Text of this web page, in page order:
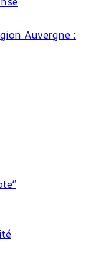
Auvergne :